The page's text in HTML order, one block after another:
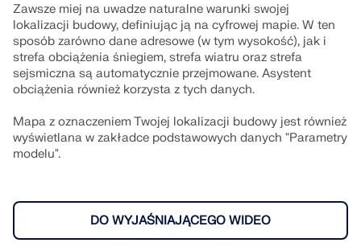
Zawsze miej na uwadze naturalne warunki swojej
lokalizacji budowy, definiując ją na cyfrowej mapie. W ten
sposób zarówno dane adresowe (w tym wysokość), jak i
strefa obciążenia śniegiem, strefa wiatru oraz strefa
sejsmiczna są automatycznie przejmowane. Asystent
obciążenia również korzysta z tych danych.
Mapa z oznaczeniem Twojej lokalizacji budowy jest również
wyświetlana w zakładce podstawowych danych "Parametry
modelu".
DO WYJAŚNIAJĄCEGO WIDEO